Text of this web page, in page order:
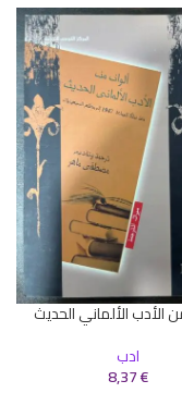
الأدب الألماني الحديث
ادب
8,37€